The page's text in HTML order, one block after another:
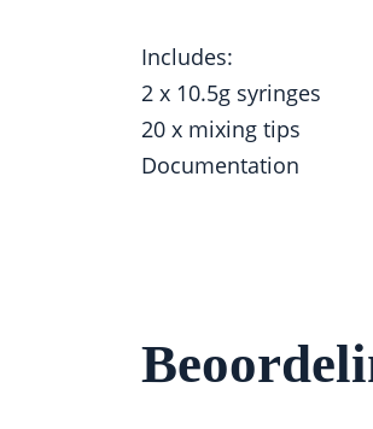
Includes:
2 x 10.5g syringes
20 x mixing tips
Documentation